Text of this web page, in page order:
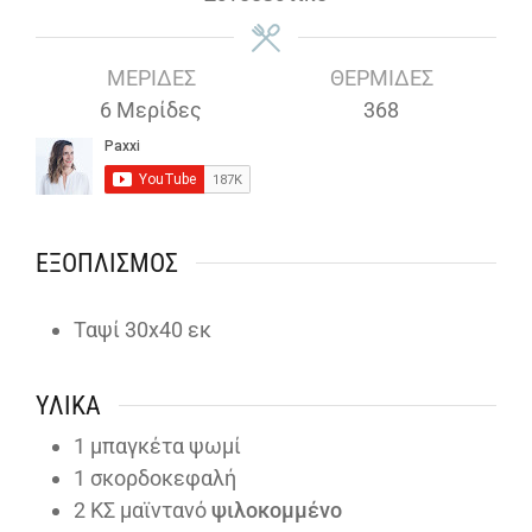
ΜΕΡΊΔΕΣ
6 Μερίδες
ΘΕΡΜΊΔΕΣ
368
ΕΞΟΠΛΙΣΜΌΣ
Ταψί 30x40 εκ
ΥΛΙΚΆ
1 μπαγκέτα ψωμί
1 σκορδοκεφαλή
2 ΚΣ μαϊντανόψιλοκομμένο